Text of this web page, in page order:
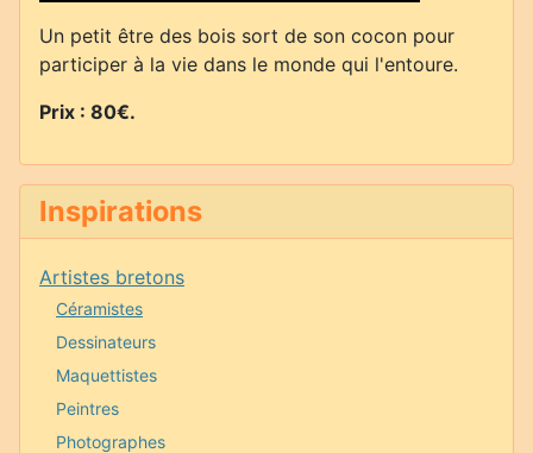
Un petit être des bois sort de son cocon pour
participer à la vie dans le monde qui l'entoure.
Prix : 80€.
Inspirations
Artistes bretons
Céramistes
Dessinateurs
Maquettistes
Peintres
Photographes